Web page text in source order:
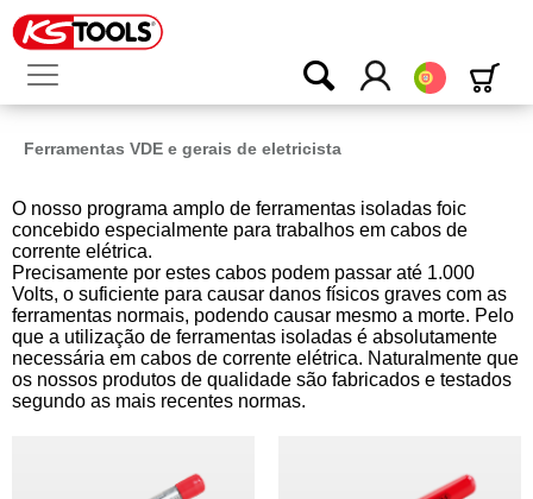
Português
Ferramentas VDE e gerais de eletricista
O nosso programa amplo de ferramentas isoladas foic
concebido especialmente para trabalhos em cabos de
corrente elétrica.
Precisamente por estes cabos podem passar até 1.000
Volts, o suficiente para causar danos físicos graves com as
ferramentas normais, podendo causar mesmo a morte. Pelo
que a utilização de ferramentas isoladas é absolutamente
necessária em cabos de corrente elétrica. Naturalmente que
os nossos produtos de qualidade são fabricados e testados
segundo as mais recentes normas.